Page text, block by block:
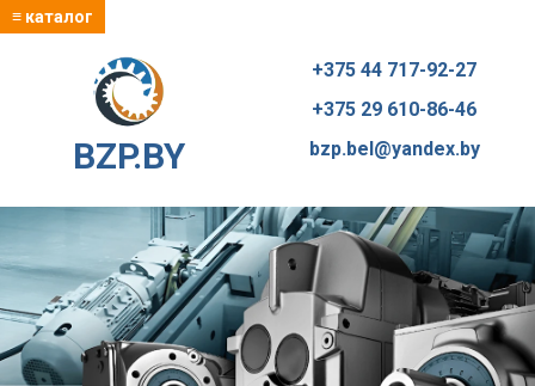
≡ каталог
BZP.BY
+375 44 717-92-27
+375 29 610-86-46
bzp.bel@yandex.by